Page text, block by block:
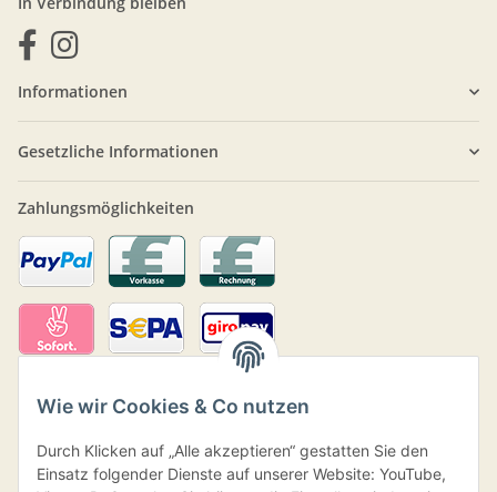
Wie wir Cookies & Co nutzen
Durch Klicken auf „Alle akzeptieren“ gestatten Sie den
Einsatz folgender Dienste auf unserer Website: YouTube,
Informationen
Gesetzliche Informationen
Zahlungsmöglichkeiten